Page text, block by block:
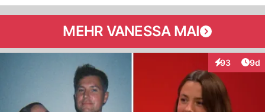
MEHR VANESSA MAI
93
Interaktionen
9d